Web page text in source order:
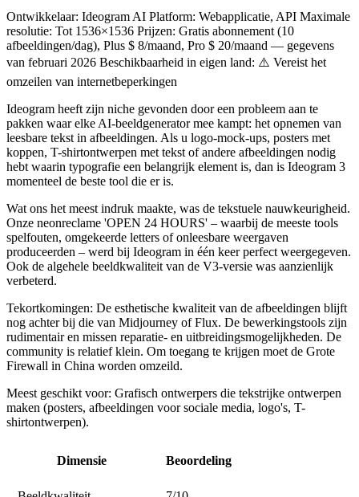
Ontwikkelaar: Ideogram AI Platform: Webapplicatie, API Maximale
resolutie: Tot 1536×1536 Prijzen: Gratis abonnement (10
afbeeldingen/dag), Plus $ 8/maand, Pro $ 20/maand — gegevens
van februari 2026 Beschikbaarheid in eigen land: ⚠️ Vereist het
omzeilen van internetbeperkingen
Ideogram heeft zijn niche gevonden door een probleem aan te
pakken waar elke AI-beeldgenerator mee kampt: het opnemen van
leesbare tekst in afbeeldingen. Als u logo-mock-ups, posters met
koppen, T-shirtontwerpen met tekst of andere afbeeldingen nodig
hebt waarin typografie een belangrijk element is, dan is Ideogram 3
momenteel de beste tool die er is.
Wat ons het meest indruk maakte, was de tekstuele nauwkeurigheid.
Onze neonreclame 'OPEN 24 HOURS' – waarbij de meeste tools
spelfouten, omgekeerde letters of onleesbare weergaven
produceerden – werd bij Ideogram in één keer perfect weergegeven.
Ook de algehele beeldkwaliteit van de V3-versie was aanzienlijk
verbeterd.
Tekortkomingen: De esthetische kwaliteit van de afbeeldingen blijft
nog achter bij die van Midjourney of Flux. De bewerkingstools zijn
rudimentair en missen reparatie- en uitbreidingsmogelijkheden. De
community is relatief klein. Om toegang te krijgen moet de Grote
Firewall in China worden omzeild.
Meest geschikt voor: Grafisch ontwerpers die tekstrijke ontwerpen
maken (posters, afbeeldingen voor sociale media, logo's, T-
shirtontwerpen).
Dimensie Beoordeling